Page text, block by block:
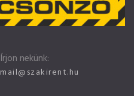
Írjon nekünk:
mail@szakirent.hu